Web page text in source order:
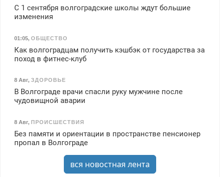
С 1 сентября волгоградские школы ждут большие
изменения
01:05, ОБЩЕСТВО
Как волгоградцам получить кэшбэк от государства за
поход в фитнес-клуб
8 Авг, ЗДОРОВЬЕ
В Волгограде врачи спасли руку мужчине после
чудовищной аварии
8 Авг, ПРОИСШЕСТВИЯ
Без памяти и ориентации в пространстве пенсионер
пропал в Волгограде
вся новостная лента